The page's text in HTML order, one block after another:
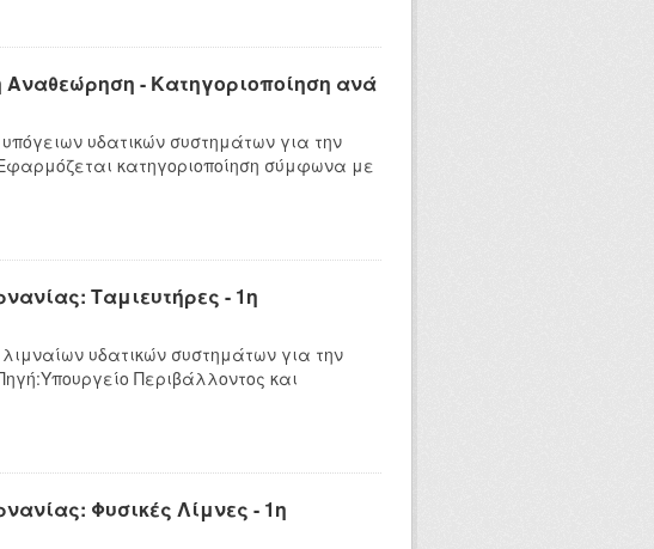
- Κατηγοριοποίηση ανά
υδατικών συστημάτων για την
κατηγοριοποίηση σύμφωνα με
Ταμιευτήρες - 1η
υδατικών συστημάτων για την
Περιβάλλοντος και
Φυσικές Λίμνες - 1η